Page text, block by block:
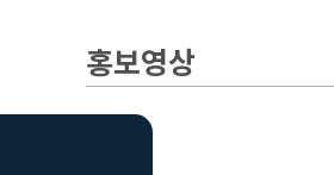
홍보영상